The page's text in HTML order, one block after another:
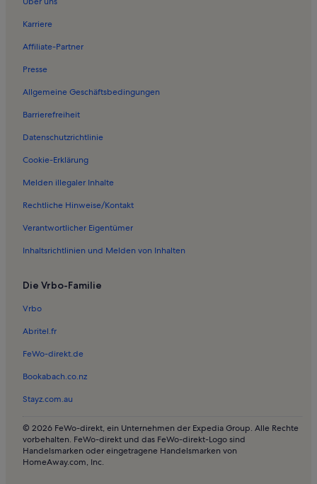
Ferienwohnungen in THIKOS Kinderland
Ferienwohnungen in Atta-Höhle
Ferienwohnungen in Oberhundem
Ferienwohnungen in Lennestadt
Ferienwohnungen in Naturpark Rothaargebirge
Ferienwohnungen in Saalhausen
Ferienwohnungen in Niederhelden
Ferienwohnungen in Hochsauerlandkreis
Ferienwohnungen in Ortsmitte
Ferienwohnungen in Rochuskapelle
Ferienwohnungen in Brachthausen
Ferienwohnungen in Lenne
Ferienwohnungen in Oedingen
Ferienwohnungen in Elspe
Ferienwohnungen in Kirchhundem
Ferienwohnungen in Fretter
Ferienwohnungen in Welschen-Ennest
Ferienwohnungen in Luftkurort
Karriere
Affiliate-Partner
Presse
Allgemeine Geschäftsbedingungen
Barrierefreiheit
Datenschutzrichtlinie
Cookie-Erklärung
Melden illegaler Inhalte
Rechtliche Hinweise/Kontakt
Verantwortlicher Eigentümer
Inhaltsrichtlinien und Melden von Inhalten
Die Vrbo-Familie
Vrbo
Abritel.fr
FeWo-direkt.de
Bookabach.co.nz
Stayz.com.au
© 2026 FeWo-direkt, ein Unternehmen der Expedia Group. Alle Rechte
vorbehalten. FeWo-direkt und das FeWo-direkt-Logo sind
Handelsmarken oder eingetragene Handelsmarken von
HomeAway.com, Inc.